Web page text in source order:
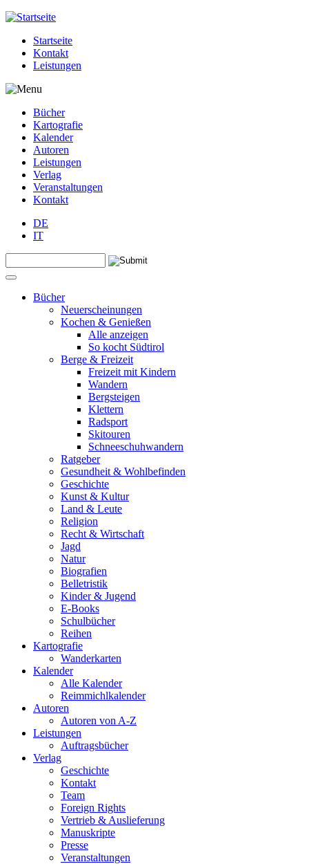
Jump to navigation
Startseite
Kontakt
Leistungen
Bücher
Kartografie
Kalender
Autoren
Leistungen
Verlag
Veranstaltungen
Kontakt
DE
IT
Suchformular
Bücher
Neuerscheinungen
Kochen & Genießen
Alle anzeigen
So kocht Südtirol
Berge & Freizeit
Freizeit mit Kindern
Wandern
Bergsteigen
Klettern
Radsport
Skitouren
Schneeschuhwandern
Ratgeber
Gesundheit & Wohlbefinden
Geschichte
Kunst & Kultur
Land & Leute
Religion
Recht & Wirtschaft
Jagd
Natur
Biografien
Belletristik
Kinder & Jugend
E-Books
Schulbücher
Reihen
Kartografie
Wanderkarten
Kalender
Alle Kalender
Reimmichlkalender
Autoren
Autoren von A-Z
Leistungen
Auftragsbücher
Verlag
Geschichte
Kontakt
Team
Foreign Rights
Vertrieb & Auslieferung
Manuskripte
Presse
Veranstaltungen